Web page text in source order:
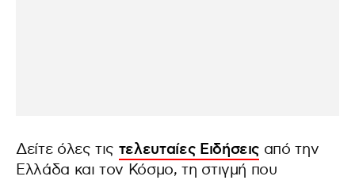
Δείτε όλες τις τελευταίες Ειδήσεις από την
Ελλάδα και τον Κόσμο, τη στιγμή που